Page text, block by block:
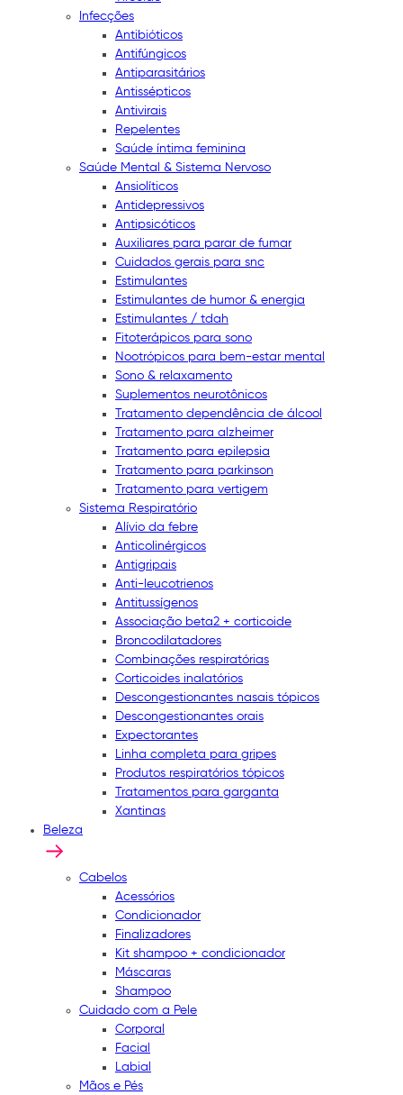
Infecções
Antibióticos
Antifúngicos
Antiparasitários
Antissépticos
Antivirais
Repelentes
Saúde íntima feminina
Saúde Mental & Sistema Nervoso
Ansiolíticos
Antidepressivos
Antipsicóticos
Auxiliares para parar de fumar
Cuidados gerais para snc
Estimulantes
Estimulantes de humor & energia
Estimulantes / tdah
Fitoterápicos para sono
Nootrópicos para bem-estar mental
Sono & relaxamento
Suplementos neurotônicos
Tratamento dependência de álcool
Tratamento para alzheimer
Tratamento para epilepsia
Tratamento para parkinson
Tratamento para vertigem
Sistema Respiratório
Alívio da febre
Anticolinérgicos
Antigripais
Anti-leucotrienos
Antitussígenos
Associação beta2 + corticoide
Broncodilatadores
Combinações respiratórias
Corticoides inalatórios
Descongestionantes nasais tópicos
Descongestionantes orais
Expectorantes
Linha completa para gripes
Produtos respiratórios tópicos
Tratamentos para garganta
Xantinas
Beleza
Cabelos
Acessórios
Condicionador
Finalizadores
Kit shampoo + condicionador
Máscaras
Shampoo
Cuidado com a Pele
Corporal
Facial
Labial
Mãos e Pés